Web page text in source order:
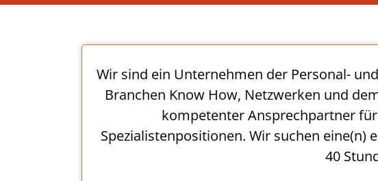
Wir sind ein Unternehmen der Personal-
Branchen Know How, Netzwerken und
kompetenter Ansprechpartner
Spezialistenpositionen. Wir suchen
40